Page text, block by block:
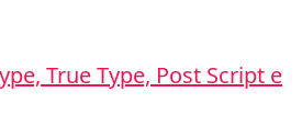
True Type, Post Script e